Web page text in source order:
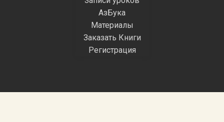
АзБука
Материалы
Заказать Книги
Регистрация